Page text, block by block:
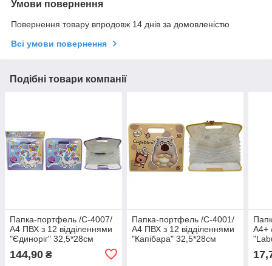
Умови повернення
Повернення товару впродовж 14 днів за домовленістю
Всі умови повернення
Подібні товари компанії
Папка-портфель /С-4007/
А4 ПВХ з 12 відділеннями
"Єдиноріг" 32,5*28см
144,90 ₴
Папка-портфель /С-4001/
А4 ПВХ з 12 відділеннями
"Капібара" 32,5*28см
А4+